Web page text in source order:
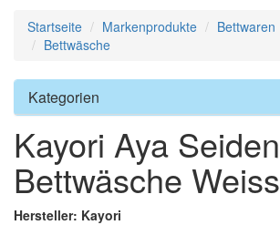
Startseite Markenprodukte Bettwaren
Bettwäsche
Kategorien
Kayori Aya Seiden
Bettwäsche Weiss
Hersteller: Kayori